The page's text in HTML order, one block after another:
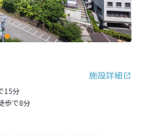
施設詳細
15分
歩で8分